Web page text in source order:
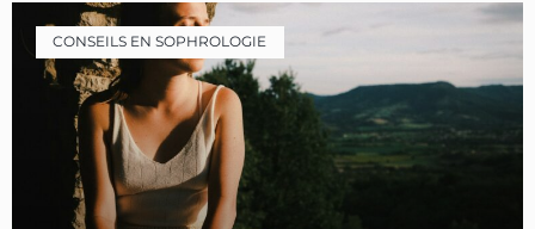
CONSEILS EN SOPHROLOGIE